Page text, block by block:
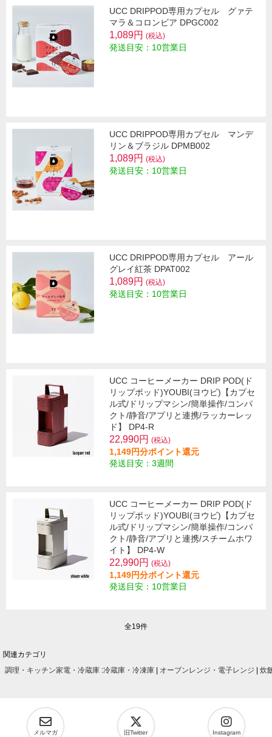
UCC DRIPPOD専用カプセル グァテ
マラ＆コロンビア DPGC002
1,089円 (税込)
発送目安：10営業日
UCC DRIPPOD専用カプセル マンデ
リン＆ブラジル DPMB002
1,089円 (税込)
発送目安：10営業日
UCC DRIPPOD専用カプセル アール
グレイ紅茶 DPAT002
1,089円 (税込)
発送目安：10営業日
UCC コーヒーメーカー DRIP POD(ド
リップポッド)YOUBI(ヨウビ)【カプセ
ル式/ドリップマシン/簡単操作/コンパ
クト/静音/アプリと連携/ラッカーレッ
ド】 DP4-R
22,990円 (税込)
1,149円分ポイント還元
発送目安：3週間
UCC コーヒーメーカー DRIP POD(ド
リップポッド)YOUBI(ヨウビ)【カプセ
ル式/ドリップマシン/簡単操作/コンパ
クト/静音/アプリと連携/スチームホワ
イト】 DP4-W
22,990円 (税込)
1,149円分ポイント還元
発送目安：10営業日
全19件
関連カテゴリ
調理・キッチン家電・冷蔵庫 :冷蔵庫・冷凍庫 オーブンレンジ・電子レンジ 炊
メルマガ 旧Twitter Instagram